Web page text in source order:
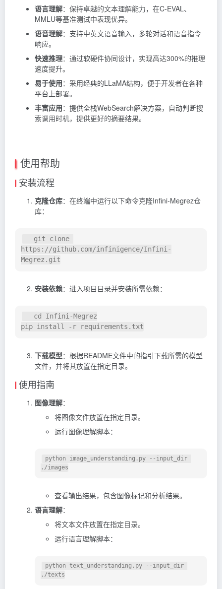
语言理解：保持卓越的文本理解能力，在C-EVAL、
MMLU等基准测试中表现优异。
语音理解：支持中英文语音输入，多轮对话和语音指令
响应。
快速推理：通过软硬件协同设计，实现高达300%的推理
速度提升。
易于使用：采用经典的LLaMA结构，便于开发者在各种
平台上部署。
丰富应用：提供全栈WebSearch解决方案，自动判断搜
索调用时机，提供更好的摘要结果。
使用帮助
安装流程
克隆仓库：在终端中运行以下命令克隆Infini-Megrez仓
库：
https://github.com/infinigence/Infini-
安装依赖：进入项目目录并安装所需依赖：
下载模型：根据README文件中的指引下载所需的模型
文件，并将其放置在指定目录。
使用指南
图像理解：
将图像文件放置在指定目录。
运行图像理解脚本：
查看输出结果，包含图像标记和分析结果。
语言理解：
将文本文件放置在指定目录。
运行语言理解脚本：